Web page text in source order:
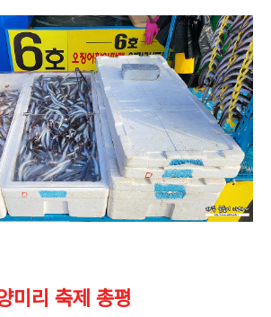
미리 축제 총평